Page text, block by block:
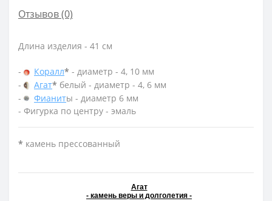
Отзывов (0)
Длина изделия - 41 см
- Коралл* - диаметр - 4, 10 мм
-
Агат* белый - диаметр - 4, 6 мм
-
Фианиты - диаметр 6 мм
- Фигурка по центру - эмаль
* камень прессованный
Агат
- камень веры и долголетия -